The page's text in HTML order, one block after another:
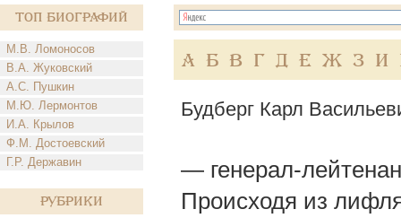
Топ Биографий
М.В. Ломоносов
В.А. Жуковский
А.С. Пушкин
М.Ю. Лермонтов
И.А. Крылов
Ф.М. Достоевский
Г.Р. Державин
Рубрики
А Б В Г Д Е Ж З И
Будберг Карл
— генерал-
Происходя из